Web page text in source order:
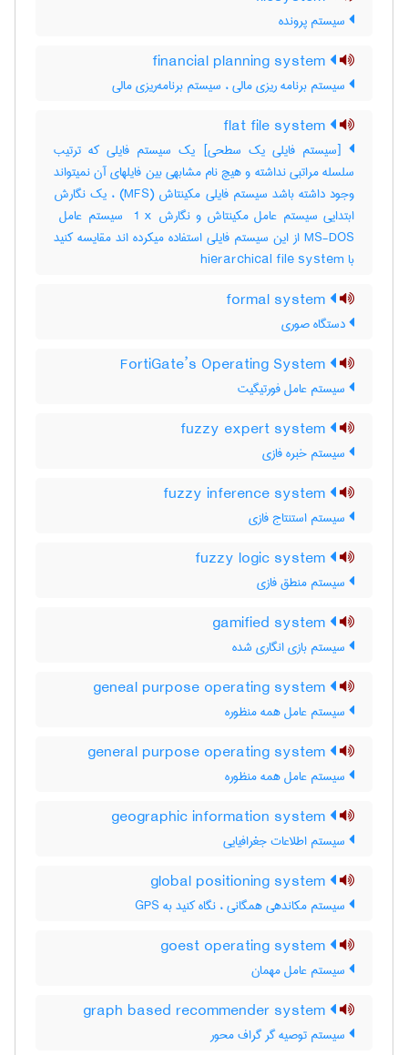
سیستم پرونده
سیستم برنامه ریزی مالی ، سیستم برنامه‌ریزی مالی
[سیستم فایلی یک سطحی] یک سیستم فایلی که ترتیب
سلسله مراتبی نداشته و هیچ نام مشابهی بین فایلهای آن نمیتواند
وجود داشته باشد سیستم فایلی مکینتاش (‎MFS) ، یک نگارش
MS-DOS از این سیستم فایلی استفاده میکرده اند مقایسه کنید
با ‎ hierarchical file system
دستگاه صوری
سیستم عامل فورتیگیت
سیستم خبره فازی
سیستم استنتاج فازی
سیستم منطق فازی
سیستم بازی انگاری شده
سیستم عامل همه منظوره
سیستم عامل همه منظوره
سیستم اطلاعات جغرافیایی
سیستم مکاندهی همگانی ، نگاه کنید به GPS
سیستم عامل مهمان
سیستم توصیه گر گراف محور